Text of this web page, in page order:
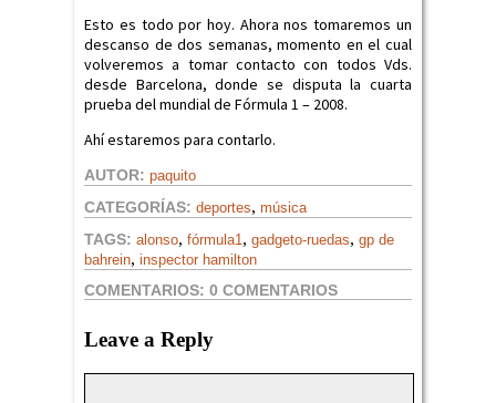
Esto es todo por hoy. Ahora nos tomaremos un
descanso de dos semanas, momento en el cual
volveremos a tomar contacto con todos Vds.
desde Barcelona, donde se disputa la cuarta
prueba del mundial de Fórmula 1 – 2008.
Ahí estaremos para contarlo.
AUTOR: paquito
CATEGORÍAS: deportes,música
TAGS: alonso,fórmula1 ,gadgeto-ruedas,gp de
bahrein,inspector hamilton
COMENTARIOS:0 COMENTARIOS
Leave a Reply